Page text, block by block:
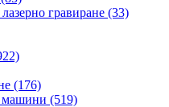
гравиране (33)
(176)
машини (519)